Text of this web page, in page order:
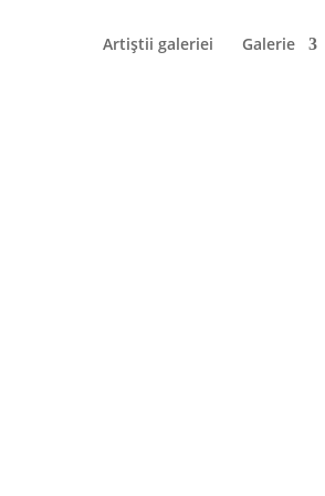
Artiştii galeriei Galerie
Arte Plastice, Bender, Republica Moldova